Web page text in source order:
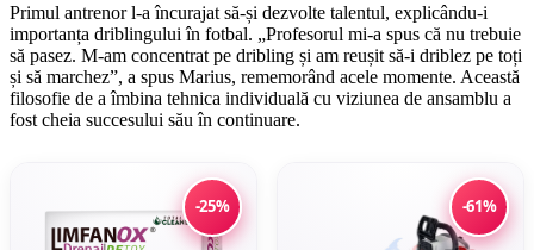
Primul antrenor l-a încurajat să-și dezvolte talentul, explicându-i
importanța driblingului în fotbal. „Profesorul mi-a spus că nu trebuie
să pasez. M-am concentrat pe dribling și am reușit să-i driblez pe toți
și să marchez”, a spus Marius, rememorând acele momente. Această
filosofie de a îmbina tehnica individuală cu viziunea de ansamblu a
fost cheia succesului său în continuare.
-25% -61%